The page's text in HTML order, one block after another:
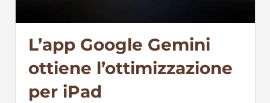
L’app Google Gemini
ottiene l’ottimizzazione
per iPad